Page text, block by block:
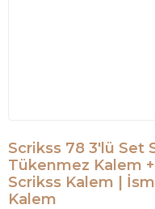
Scrikss 78 3'lü Set
Tükenmez Kalem
Scrikss Kalem |
Kalem